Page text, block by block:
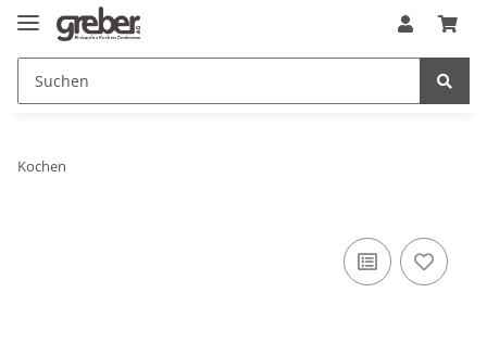
Kochen